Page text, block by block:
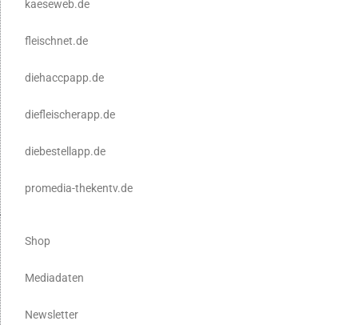
kaeseweb.de
fleischnet.de
diehaccpapp.de
diefleischerapp.de
diebestellapp.de
promedia-thekentv.de
Shop
Mediadaten
Newsletter